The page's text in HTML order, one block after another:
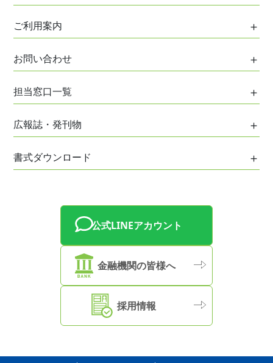
保証協会について
協会の役割
協会のあゆみ
協会組織
協会役員
事業計画および評価等
事業概況
保証状況・信用保証トピックス
兵庫県信用保証協会の取り組み
ご利用案内
はじめてご利用の方へ
信用保証について
創業者支援
経営支援
事業承継支援
お問い合わせ
お問い合わせ
ご意見・ご相談
お客様総合相談窓口
創業準備相談窓口
女性企業家相談窓口
事業承継相談窓口
特別相談窓口等のご案内
米国自動車関税措置等に伴う特別相談窓口
信用保証協会サービサー
担当窓口一覧
各事務所・支所担当地域
神戸事務所
阪神事務所
広報誌・発刊物
広報誌・発刊物一覧
書式ダウンロード
公式LINEアカウント
金融機関の皆様へ
採用情報